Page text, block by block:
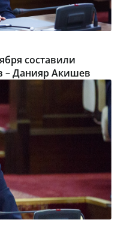
составили
– Данияр Акишев